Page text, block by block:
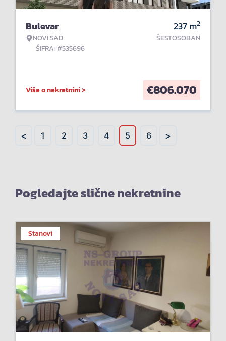
Bulevar
NOVI SAD
ŠIFRA: #535696
237m2
ŠESTOSOBAN
Više o nekretnini > €806.070
< 1 2 3 4 5 6 >
Pogledajte slične nekretnine
Stanovi